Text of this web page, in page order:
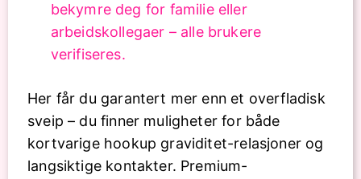
bekymre deg for familie eller
arbeidskollegaer – alle brukere
verifiseres.
Her får du garantert mer enn et overfladisk
sveip – du finner muligheter for både
kortvarige hookup graviditet-relasjoner og
langsiktige kontakter. Premium-